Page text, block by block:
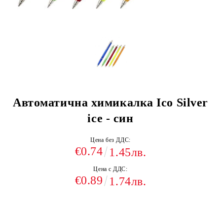
Автоматична химикалка Ico Silver
ice - син
Цена без ДДС:
€0.74 1.45лв.
Цена с ДДС:
€0.89 1.74лв.